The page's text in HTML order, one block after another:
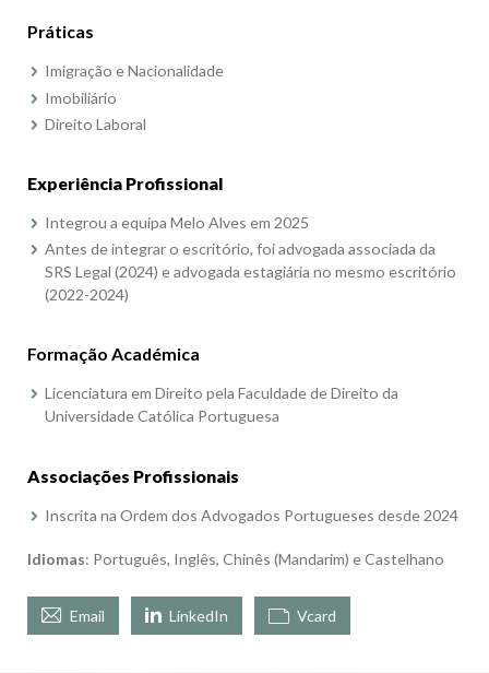
Práticas
Imigração e Nacionalidade
Imobiliário
Direito Laboral
Experiência Profissional
Integrou a equipa Melo Alves em 2025
Antes de integrar o escritório, foi advogada associada da
SRS Legal (2024) e advogada estagiária no mesmo escritório
(2022-2024)
Formação Académica
Licenciatura em Direito pela Faculdade de Direito da
Universidade Católica Portuguesa
Associações Profissionais
Inscrita na Ordem dos Advogados Portugueses desde 2024
Idiomas: Português, Inglês, Chinês (Mandarim) e Castelhano
Email LinkedIn Vcard